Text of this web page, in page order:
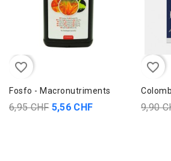
favorite_border
Fosfo - Macronutriments
6,95 CHF 5,56 CHF
favorite_border
9,90